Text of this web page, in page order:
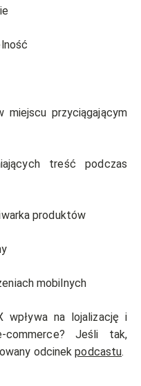
miejscu przyciągającym
treść podczas
produktów
mobilnych
wpływa na lojalizację i
Jeśli tak,
odcinekpodcastu.